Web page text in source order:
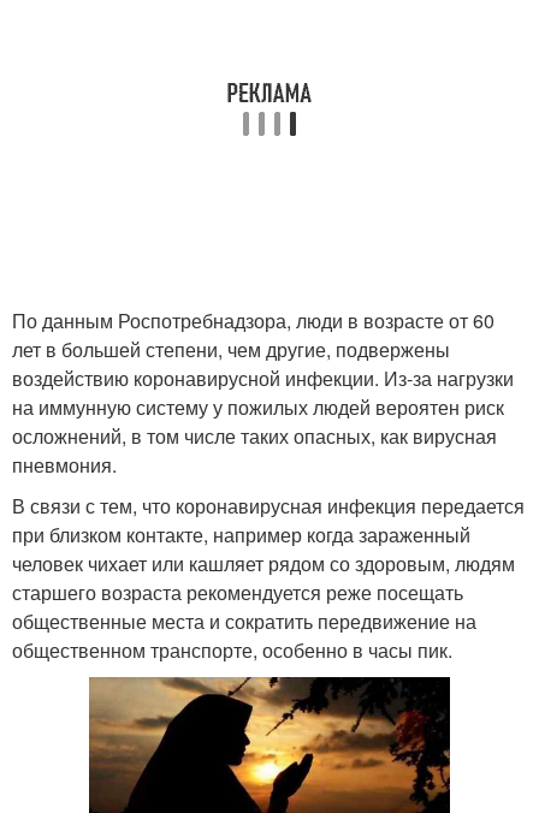
По данным Роспотребнадзора, люди в возрасте от 60
лет в большей степени, чем другие, подвержены
воздействию коронавирусной инфекции. Из-за нагрузки
на иммунную систему у пожилых людей вероятен риск
осложнений, в том числе таких опасных, как вирусная
пневмония.
В связи с тем, что коронавирусная инфекция передается
при близком контакте, например когда зараженный
человек чихает или кашляет рядом со здоровым, людям
старшего возраста рекомендуется реже посещать
общественные места и сократить передвижение на
общественном транспорте, особенно в часы пик.